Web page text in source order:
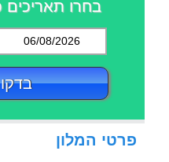
בחרו תאריכים
06/08/2026
פרטי המלון